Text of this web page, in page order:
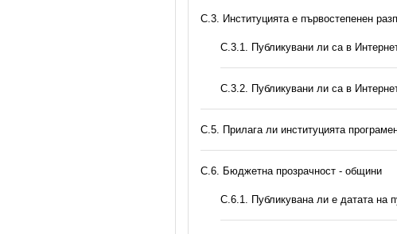
C.3. Институцията е първостепенен
С.3.1. Публикувани ли са в
С.3.2. Публикувани ли са в
С.5. Прилага ли институцията
C.6. Бюджетна прозрачност - общини
С.6.1. Публикувана ли е датата на